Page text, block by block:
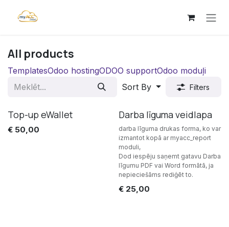
All products
TemplatesOdoo hostingODOO supportOdoo moduļi
Sort By
Filters
Top-up eWallet
€ 50,00
Darba līguma veidlapa
darba līguma drukas forma, ko var
izmantot kopā ar myacc_report
moduli,
Dod iespēju saņemt gatavu Darba
līgumu PDF vai Word formātā, ja
nepieciešāms rediģēt to.
€ 25,00